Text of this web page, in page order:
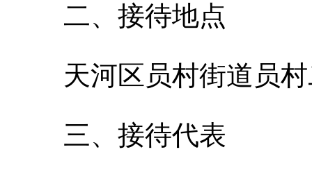
二、接待地点
天河区员村街道员
三、接待代表